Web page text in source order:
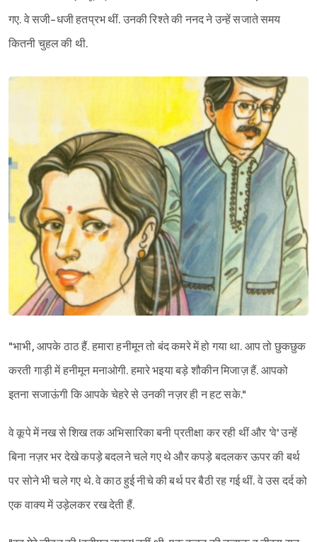
गए. वे सजी-धजी हतप्रभ थीं. उनकी रिश्ते की ननद ने उन्हें सजाते समय
कितनी चुहल की थी.
"भाभी, आपके ठाठ हैं. हमारा हनीमून तो बंद कमरे में हो गया था. आप तो छुकछुक
करती गाड़ी में हनीमून मनाओगी. हमारे भइया बड़े शौकीन मिजाज़ हैं. आपको
इतना सजाऊंगी कि आपके चेहरे से उनकी नज़र ही न हट सके."
वे कूपे में नख से शिख तक अभिसारिका बनी प्रतीक्षा कर रही थीं और 'वे' उन्हें
बिना नज़र भर देखे कपड़े बदलने चले गए थे और कपड़े बदलकर ऊपर की बर्थ
पर सोने भी चले गए थे. वे काठ हुई नीचे की बर्थ पर बैठी रह गई थीं. वे उस दर्द को
एक वाक्य में उड़ेलकर रख देती हैं.